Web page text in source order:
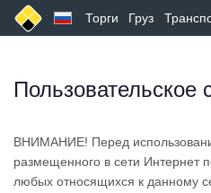
Торги Груз
Пользовательское
ВНИМАНИЕ! Перед
размещенного в сети Интернет
любых относящихся к данному